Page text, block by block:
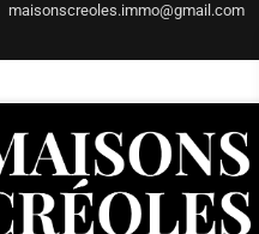
maisonscreoles.immo@gmail.com